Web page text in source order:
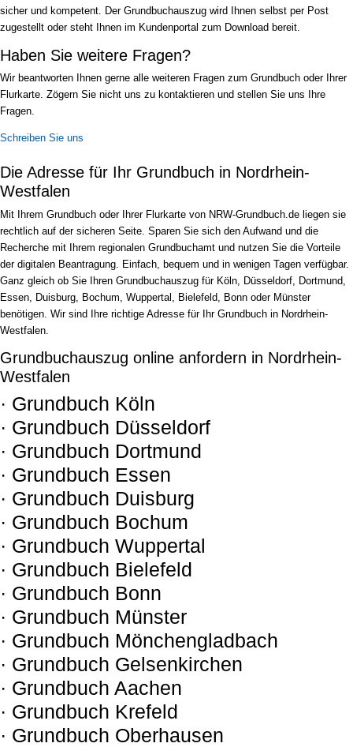
sicher und kompetent. Der Grundbuchauszug wird Ihnen selbst per Post
zugestellt oder steht Ihnen im Kundenportal zum Download bereit.
Haben Sie weitere Fragen?
Wir beantworten Ihnen gerne alle weiteren Fragen zum Grundbuch oder Ihrer
Flurkarte. Zögern Sie nicht uns zu kontaktieren und stellen Sie uns Ihre
Fragen.
Schreiben Sie uns
Die Adresse für Ihr Grundbuch in Nordrhein-
Westfalen
Mit Ihrem Grundbuch oder Ihrer Flurkarte von NRW-Grundbuch.de liegen sie
rechtlich auf der sicheren Seite. Sparen Sie sich den Aufwand und die
Recherche mit Ihrem regionalen Grundbuchamt und nutzen Sie die Vorteile
der digitalen Beantragung. Einfach, bequem und in wenigen Tagen verfügbar.
Ganz gleich ob Sie Ihren Grundbuchauszug für Köln, Düsseldorf, Dortmund,
Essen, Duisburg, Bochum, Wuppertal, Bielefeld, Bonn oder Münster
benötigen. Wir sind Ihre richtige Adresse für Ihr Grundbuch in Nordrhein-
Westfalen.
Grundbuchauszug online anfordern in Nordrhein-
Westfalen
· Grundbuch Köln
· Grundbuch Düsseldorf
· Grundbuch Dortmund
· Grundbuch Essen
· Grundbuch Duisburg
· Grundbuch Bochum
· Grundbuch Wuppertal
· Grundbuch Bielefeld
· Grundbuch Bonn
· Grundbuch Münster
· Grundbuch Mönchengladbach
· Grundbuch Gelsenkirchen
· Grundbuch Aachen
· Grundbuch Krefeld
· Grundbuch Oberhausen